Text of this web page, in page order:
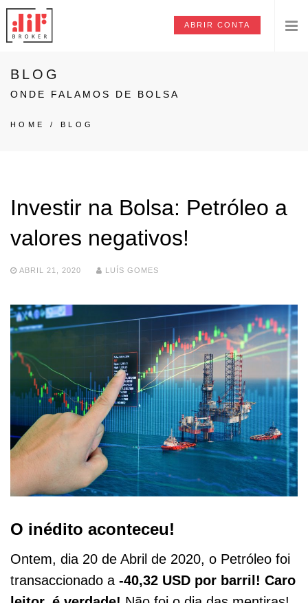
ABRIR CONTA
BLOG
ONDE FALAMOS DE BOLSA
HOME / BLOG
Investir na Bolsa: Petróleo a
valores negativos!
ABRIL 21, 2020 LUÍS GOMES
O inédito aconteceu!
Ontem, dia 20 de Abril de 2020, o Petróleo foi
transaccionado a -40,32 USD por barril! Caro